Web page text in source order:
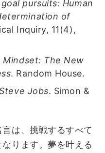
pursuits: Human
of
Inquiry, 11(4),
Mindset: The New
. Random House.
Jobs. Simon &
は、挑戦するすべて
ります。夢を叶える